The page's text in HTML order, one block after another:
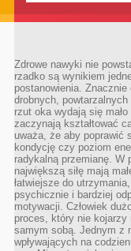
Zdrowe nawyki nie
rzadko są wynikiem
postanowienia.
drobnych,
rzut oka wydają się
zaczynają kształtować
uważa, że aby poprawić
kondycję czy poziom
radykalną przemianę. W
największą siłę mają
łatwiejsze do
psychicznie i bardziej
motywacji. Człowiek
proces, który nie kojarzy
samym sobą. Jednym z
wpływających na